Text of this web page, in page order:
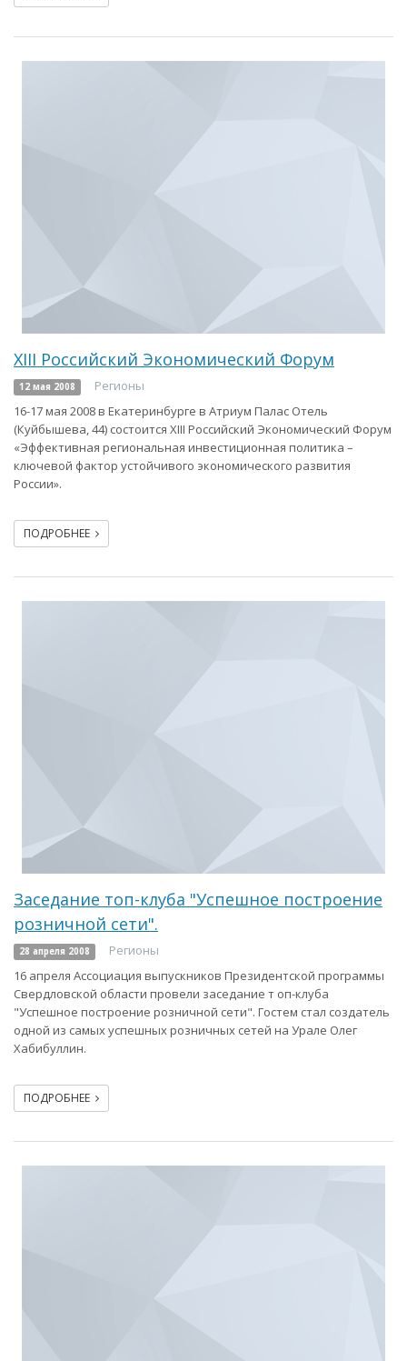
XIII Российский Экономический Форум
12 мая 2008
Регионы
16-17 мая 2008 в Екатеринбурге в Атриум Палас Отель
(Куйбышева, 44) состоится XIII Российский Экономический Форум
«Эффективная региональная инвестиционная политика –
ключевой фактор устойчивого экономического развития
России».
ПОДРОБНЕЕ
Заседание топ-клуба "Успешное построение
розничной сети".
28 апреля 2008
Регионы
16 апреля Ассоциация выпускников Президентской программы
Свердловской области провели заседание т оп-клуба
"Успешное построение розничной сети". Гостем стал создатель
одной из самых успешных розничных сетей на Урале Олег
Хабибуллин.
ПОДРОБНЕЕ